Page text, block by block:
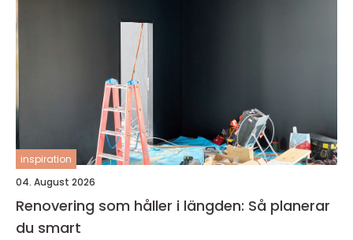
inspiration
04. August 2026
Renovering som håller i längden: Så planerar
du smart